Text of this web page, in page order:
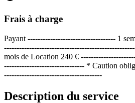
Frais à charge
Payant ----------------------------------- 1
mois de Location 240 €
-------------------------------- * Caution
---------------------------------------
Description du service